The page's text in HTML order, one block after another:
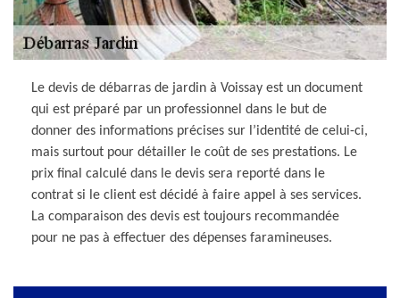
Le devis de débarras de jardin à Voissay est un document
qui est préparé par un professionnel dans le but de
donner des informations précises sur l’identité de celui-ci,
mais surtout pour détailler le coût de ses prestations. Le
prix final calculé dans le devis sera reporté dans le
contrat si le client est décidé à faire appel à ses services.
La comparaison des devis est toujours recommandée
pour ne pas à effectuer des dépenses faramineuses.